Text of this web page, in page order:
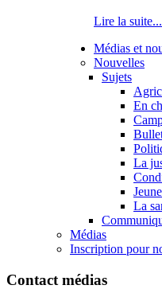
Lire la suite...
Médias et
Nouvelles
Sujets
En
La
La
Médias
Inscription pour
Contact médias